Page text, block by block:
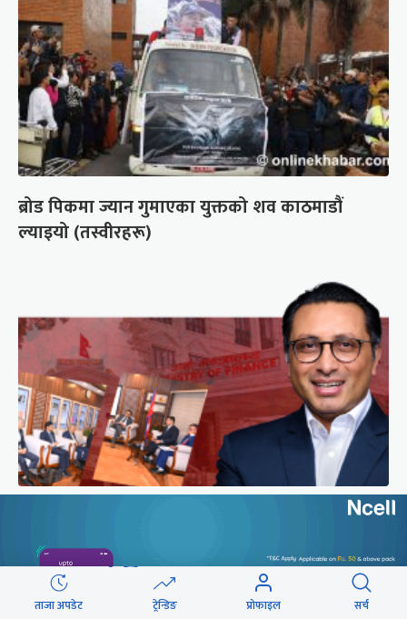
ब्रोड पिकमा ज्यान गुमाएका युक्तको शव काठमाडौं
ल्याइयो (तस्वीरहरू)
छुटाउनुभयो कि ?
ताजा अपडेट ट्रेन्डिङ प्रोफाइल सर्च